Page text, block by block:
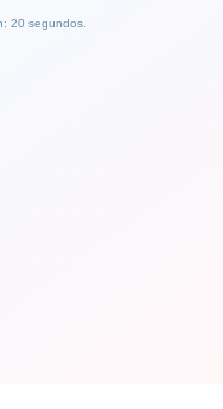
19 segundos.